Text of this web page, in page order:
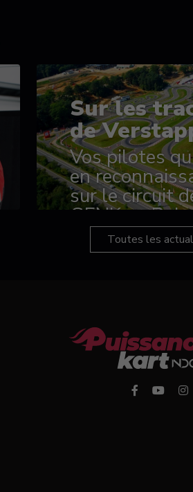
Sur les
de
Vos pilotes
en
sur le circuit
GENK en
Toutes les